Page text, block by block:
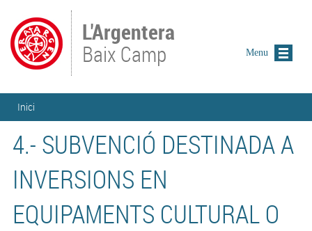
L'Argentera
Baix Camp
Esteu aquí
Inici
4.- SUBVENCIÓ DESTINADA A
INVERSIONS EN
EQUIPAMENTS CULTURAL O
Menu